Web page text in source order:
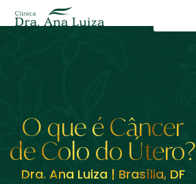
O que é Câncer
de Colo do Útero?
Dra. Ana Luiza | Brasília, DF